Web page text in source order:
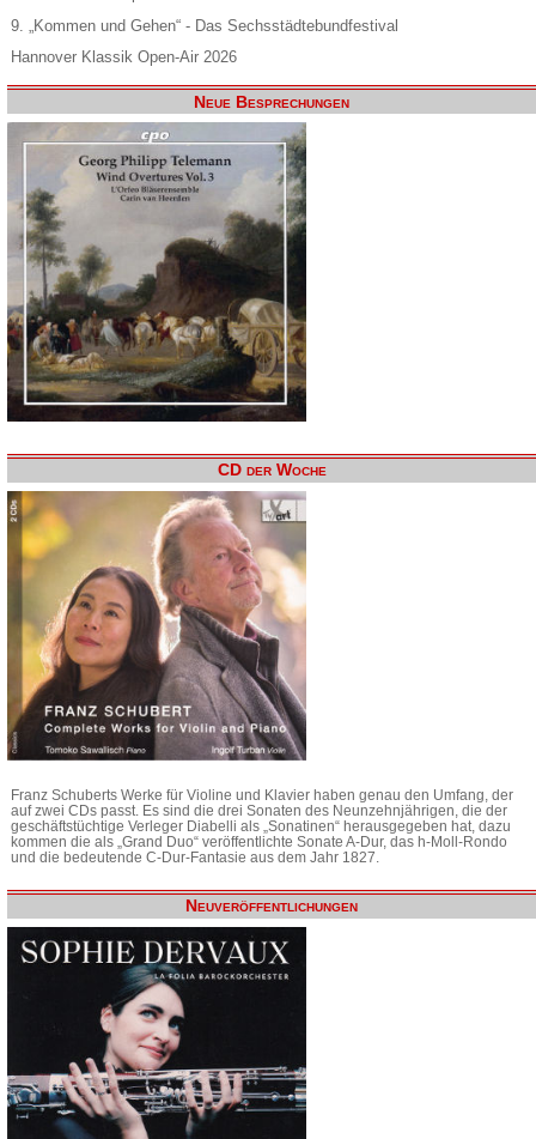
9. „Kommen und Gehen“ - Das Sechsstädtebundfestival
Hannover Klassik Open-Air 2026
Neue Besprechungen
CD der Woche
Franz Schuberts Werke für Violine und Klavier haben genau den Umfang, der
auf zwei CDs passt. Es sind die drei Sonaten des Neunzehnjährigen, die der
geschäftstüchtige Verleger Diabelli als „Sonatinen“ herausgegeben hat, dazu
kommen die als „Grand Duo“ veröffentlichte Sonate A-Dur, das h-Moll-Rondo
und die bedeutende C-Dur-Fantasie aus dem Jahr 1827.
Neuveröffentlichungen